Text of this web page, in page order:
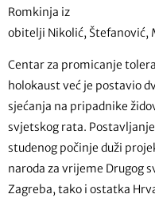
Romkinja iz
obitelji Nikolić, Štefanović,
Centar za promicanje
holokaust već je postavio
sjećanja na pripadnike
svjetskog rata.
studenog počinje duži
naroda za vrijeme Drugog
Zagreba, tako i ostatka